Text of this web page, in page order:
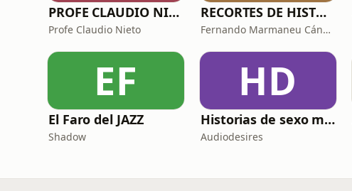
PROFE CLAUDIO NIETO
Profe Claudio Nieto
RECORTES DE HISTORIA Y CIENCIA
Fernando Marmaneu Cánovas
EF
El Faro del JAZZ
Shadow
HD
Historias de sexo muy intensas y calientes
Audiodesires